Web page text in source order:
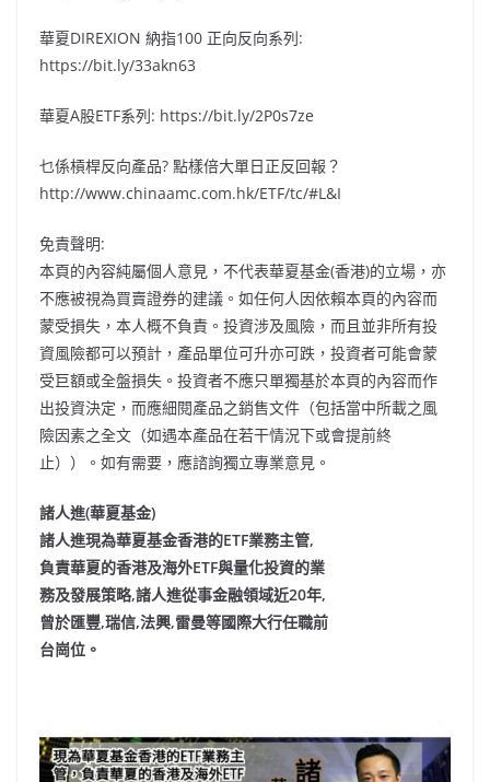
華夏DIREXION 納指100 正向反向系列:
https://bit.ly/33akn63
華夏A股ETF系列: https://bit.ly/2P0s7ze
乜係槓桿反向產品? 點樣倍大單日正反回報？
http://www.chinaamc.com.hk/ETF/tc/#L&I
免責聲明:
本頁的內容純屬個人意見，不代表華夏基金(香港)的立場，亦
不應被視為買賣證券的建議。如任何人因依賴本頁的內容而
蒙受損失，本人概不負責。投資涉及風險，而且並非所有投
資風險都可以預計，產品單位可升亦可跌，投資者可能會蒙
受巨額或全盤損失。投資者不應只單獨基於本頁的內容而作
出投資決定，而應細閱產品之銷售文件（包括當中所載之風
險因素之全文（如遇本產品在若干情況下或會提前終
止））。如有需要，應諮詢獨立專業意見。
諸人進(華夏基金)
諸人進現為華夏基金香港的ETF業務主管,
負責華夏的香港及海外ETF與量化投資的業
務及發展策略,諸人進從事金融領域近20年,
曾於匯豐,瑞信,法興,雷曼等國際大行任職前
台崗位。